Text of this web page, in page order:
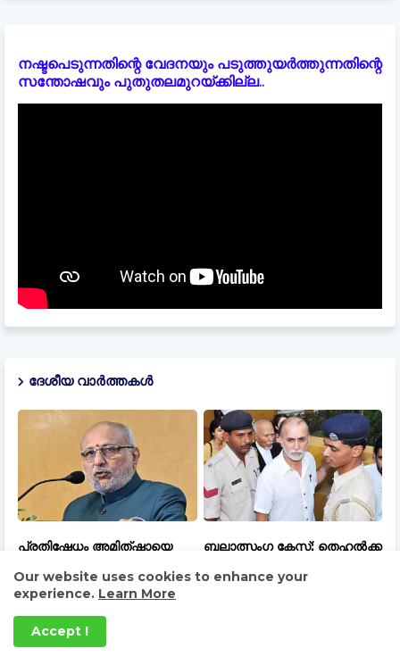
നഷ്ടപെടുന്നതിന്റെ വേദനയും പടുത്തുയർത്തുന്നതിന്റെ
സന്തോഷവും പുതുതലമുറയ്ക്കില്ല..
ദേശീയ വാർത്തകൾ
പ്രതിഷേധം അമിത്ഷായെ
രാജ്യസഭാ ചെയർമാൻ
സി.പി. രാധാകൃഷ്ണൻ
August 06, 2026
ബലാത്സംഗ കേസ്; തെഹൽക്ക
തേജ്പാലിന് 10 വർഷം തടവ്
Our website uses cookies to enhance your
experience. Learn More
Accept !